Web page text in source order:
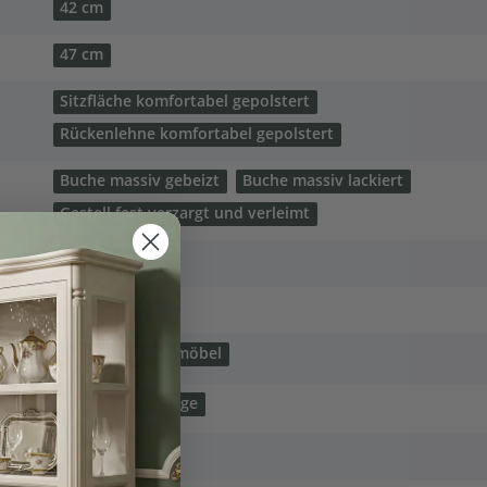
42 cm
47 cm
Sitzfläche komfortabel gepolstert
Rückenlehne komfortabel gepolstert
Buche massiv gebeizt
Buche massiv lackiert
Gestell fest verzargt und verleimt
1,45 lfm
3,2 m²
Stühle Bistromöbel
Vintage
lackiert